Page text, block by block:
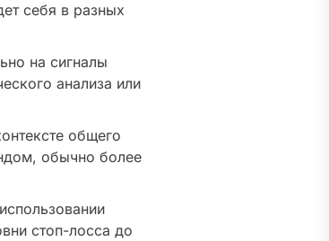
себя в разных
на сигналы
анализа или
общего
обычно более
стоп-лосса до